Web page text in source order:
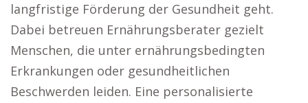
langfristige Förderung der Gesundheit geht.
Dabei betreuen Ernährungsberater gezielt
Menschen, die unter ernährungsbedingten
Erkrankungen oder gesundheitlichen
Beschwerden leiden. Eine personalisierte